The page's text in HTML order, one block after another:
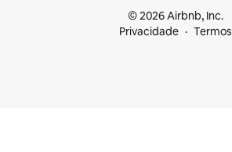
© 2026 Airbnb, Inc.
Privacidade
Termos